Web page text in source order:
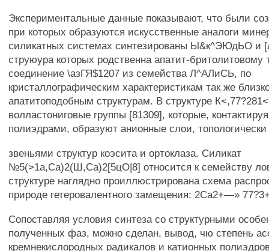
Экспериментальные данные показывают, что были
при которых образуются искусственные аналоги
силикатных системах синтезированы Ы&к^ЭЮдЬО
струюура которых родственна апатит-бритолитовому
соединение \азГЯ$1207 из семейства Л^АЛиСЬ, по
кристаллографическим характеристикам так же
апатитоподобным структурам. В структуре
волластониговые группы [81309], которые,
полиэдрами, образуют анионные слои,
звеньями структур коэсита и ортоклаза. Силикат
№5(>1а,Са)2(Ш,Са)2[5цО|8] относится к семейству
структуре наглядно проиллюстрирована схема
природе гетеровалентного замещения: 2Са2+—»
Сопоставляя условия синтеза со структурными
полученных фаз, можно сделан, вывод, чю степень
кремнекислородных радикалов и катионных